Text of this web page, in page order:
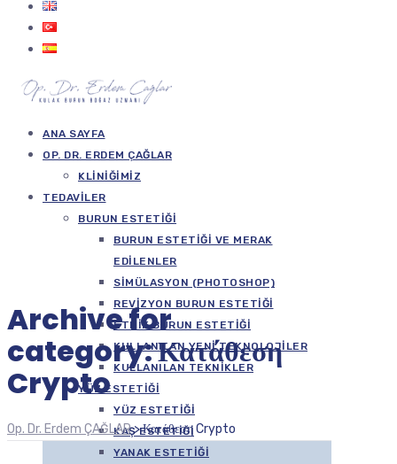
ANA SAYFA
OP. DR. ERDEM ÇAĞLAR
KLINIĞIMIZ
TEDAVILER
BURUN ESTETIĞI
BURUN ESTETIĞI VE MERAK
EDILENLER
SIMÜLASYON (PHOTOSHOP)
REVIZYON BURUN ESTETIĞI
ETNIK BURUN ESTETIĞI
KULLANILAN YENI TEKNOLOJILER
KULLANILAN TEKNIKLER
YÜZ ESTETIĞI
YÜZ ESTETIĞI
KAŞ ESTETIĞI
YANAK ESTETIĞI
Archive for
category: Κατάθεση
Crypto
Op. Dr. Erdem ÇAĞLAR>Κατάθεση Crypto